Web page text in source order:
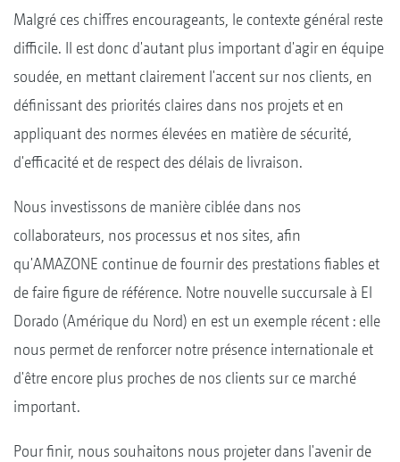
Malgré ces chiffres encourageants, le contexte général reste
difficile. Il est donc d'autant plus important d'agir en équipe
soudée, en mettant clairement l'accent sur nos clients, en
définissant des priorités claires dans nos projets et en
appliquant des normes élevées en matière de sécurité,
d'efficacité et de respect des délais de livraison.
Nous investissons de manière ciblée dans nos
collaborateurs, nos processus et nos sites, afin
qu'AMAZONE continue de fournir des prestations fiables et
de faire figure de référence. Notre nouvelle succursale à El
Dorado (Amérique du Nord) en est un exemple récent : elle
nous permet de renforcer notre présence internationale et
d'être encore plus proches de nos clients sur ce marché
important.
Pour finir, nous souhaitons nous projeter dans l'avenir de